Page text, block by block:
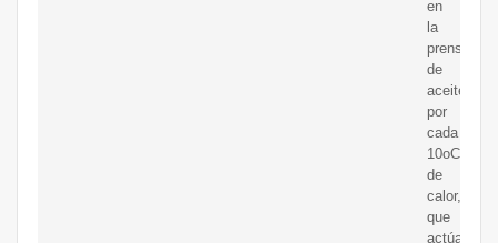
en
la
prensa
de
aceite
por
cada
10oC
de
calor,
que
actúa